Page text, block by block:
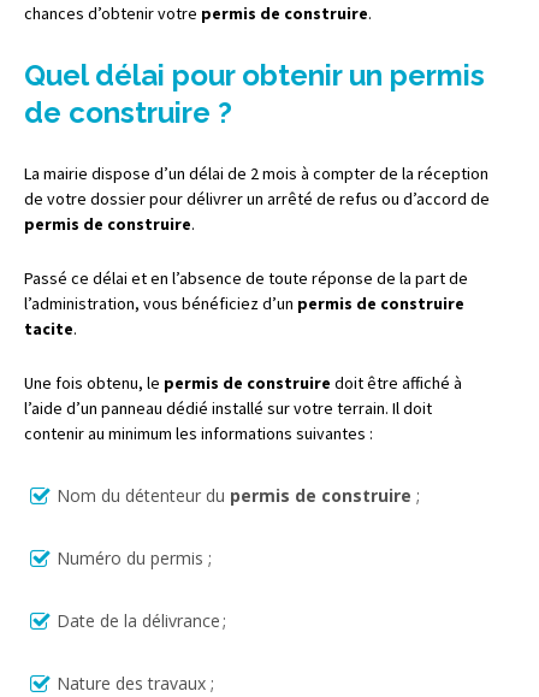
chances d’obtenir votre permis de construire.
Quel délai pour obtenir un permis
de construire ?
La mairie dispose d’un délai de 2 mois à compter de la réception
de votre dossier pour délivrer un arrêté de refus ou d’accord de
permis de construire.
Passé ce délai et en l’absence de toute réponse de la part de
l’administration, vous bénéficiez d’un permis de construire
tacite.
Une fois obtenu, le permis de construire doit être affiché à
l’aide d’un panneau dédié installé sur votre terrain. Il doit
contenir au minimum les informations suivantes :
Nom du détenteur du permis de construire ;
Numéro du permis ;
Date de la délivrance ;
Nature des travaux ;